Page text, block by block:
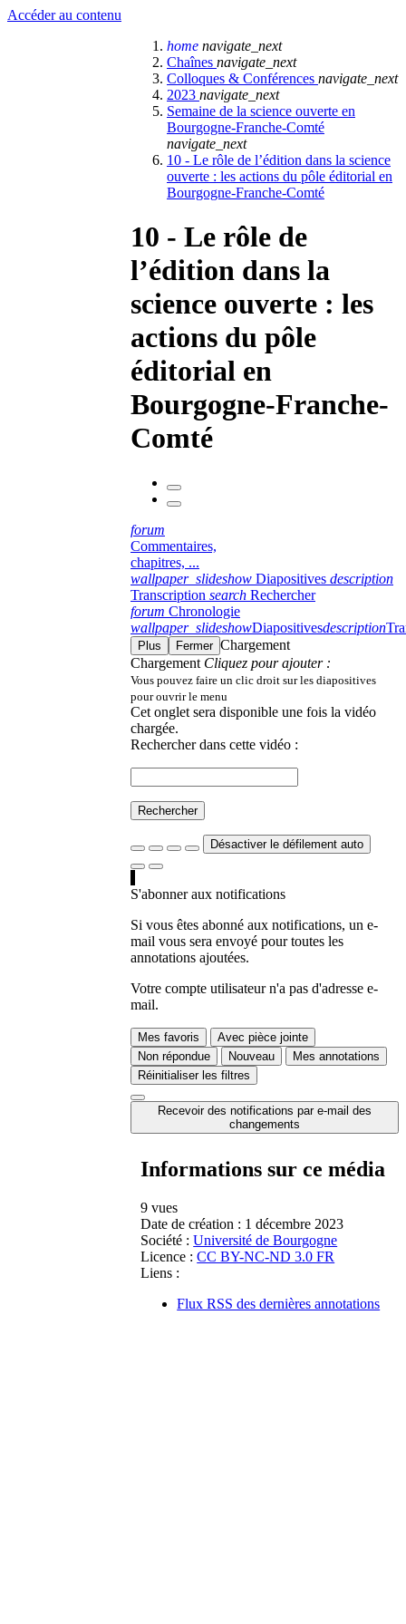
Accéder au contenu
home navigate_next
Chaînes navigate_next
Colloques & Conférences navigate_next
2023 navigate_next
Semaine de la science ouverte en
Bourgogne-Franche-Comté
navigate_next
10 - Le rôle de l’édition dans la science
ouverte : les actions du pôle éditorial en
Bourgogne-Franche-Comté
10 - Le rôle de
l’édition dans la
science ouverte : les
actions du pôle
éditorial en
Bourgogne-Franche-
Comté
forum
Commentaires,
chapitres, ...
wallpaper_slideshow Diapositives description
Transcription search Rechercher
forum Chronologie
wallpaper_slideshowDiapositivesdescription
Plus Fermer Chargement
Chargement Cliquez pour ajouter :
Vous pouvez faire un clic droit sur les diapositives
pour ouvrir le menu
Cet onglet sera disponible une fois la vidéo
chargée.
Rechercher dans cette vidéo :
Rechercher
Désactiver le défilement auto
S'abonner aux notifications
Si vous êtes abonné aux notifications, un e-
mail vous sera envoyé pour toutes les
annotations ajoutées.
Votre compte utilisateur n'a pas d'adresse e-
mail.
Mes favoris
Avec pièce jointe
Non répondue
Nouveau
Mes annotations
Réinitialiser les filtres
Recevoir des notifications par e-mail des
changements
Informations sur ce média
9 vues
Date de création : 1 décembre 2023
Société : Université de Bourgogne
Licence : CC BY-NC-ND 3.0 FR
Liens :
Flux RSS des dernières annotations